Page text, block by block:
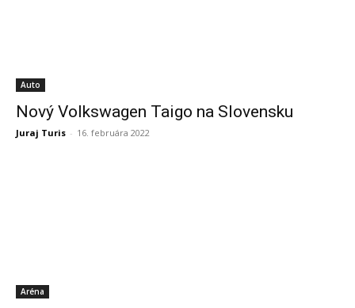
Auto
Nový Volkswagen Taigo na Slovensku
Juraj Turis - 16. februára 2022
Aréna